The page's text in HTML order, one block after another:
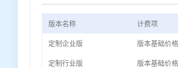
版本名称 计费项
定制企业版 版本基础价格
定制行业版 版本基础价格